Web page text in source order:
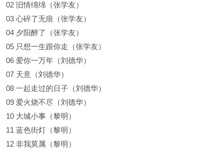
02 旧情绵绵（张学友）
03 心碎了无痕（张学友）
04 夕阳醉了（张学友）
05 只想一生跟你走（张学友）
06 爱你一万年（刘德华）
07 天意（刘德华）
08 一起走过的日子（刘德华）
09 爱火烧不尽（刘德华）
10 大城小事（黎明）
11 蓝色街灯（黎明）
12 非我莫属（黎明）